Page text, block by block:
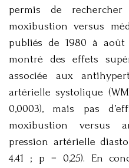
permis de
moxibustion versus
publiés de 1980 à août
montré des effets
associée aux
artérielle systolique
0,0003), mais pas
moxibustion versus
pression artérielle
4.41 ; p = 0,25). En